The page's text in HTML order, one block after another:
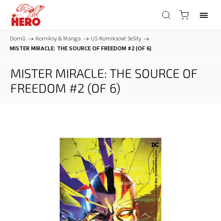
Domů / Komiksy & Manga / US Komiksové Sešity /
MISTER MIRACLE: THE SOURCE OF FREEDOM #2 (OF 6)
MISTER MIRACLE: THE SOURCE OF
FREEDOM #2 (OF 6)